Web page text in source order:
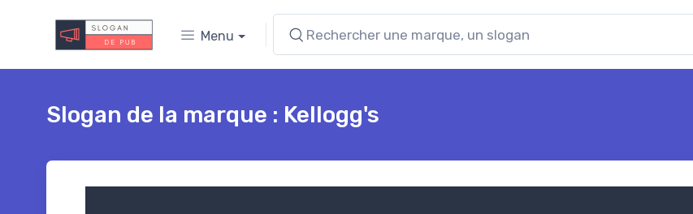
Menu
Slogan de la marque : Kellogg's